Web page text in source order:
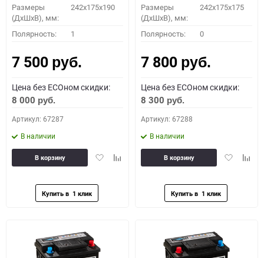
Размеры
(ДхШхВ), мм:
242x175x190
Полярность: 1
7 500 руб.
Цена без ECOном скидки:
8 000 руб.
Артикул: 67287
В наличии
ДобавитьДобавить
В корзину
Размеры
(ДхШхВ), мм:
242x175x175
Полярность: 0
7 800 руб.
Цена без ECOном скидки:
8 300 руб.
Артикул: 67288
В наличии
Добавить
В корзину